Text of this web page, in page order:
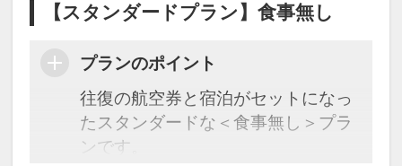
【スタンダードプラン】食事無し
プランのポイント
往復の航空券と宿泊がセットになっ
たスタンダードな＜食事無し＞プラ
ンです。